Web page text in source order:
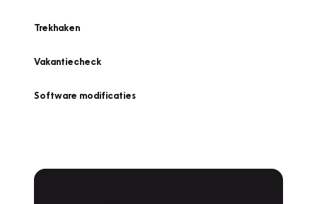
Trekhaken
Vakantiecheck
Software modificaties